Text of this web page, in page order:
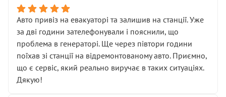
• що біля авто стояти вже не можна
• почали озвучувати купу додаткових робіт без
чіткого пояснення
( ну все зняли та доробили) дякую!
Окремий момент, який виглядає абсурдно:
мені заявили, що бачок гальмівної рідини потрібно
міняти разом із головним гальмівним циліндром у
Авто привіз на евакуаторі та залишив на станції. Уже
за дві години зателефонували і пояснили, що
проблема в генераторі. Ще через півтори години
поїхав зі станції на відремонтованому авто. Приємно,
що є сервіс, який реально виручає в таких ситуаціях.
Дякую!